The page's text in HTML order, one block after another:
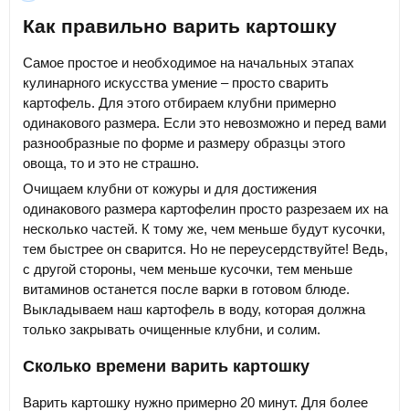
Как правильно варить картошку
Самое простое и необходимое на начальных этапах
кулинарного искусства умение – просто сварить
картофель. Для этого отбираем клубни примерно
одинакового размера. Если это невозможно и перед вами
разнообразные по форме и размеру образцы этого
овоща, то и это не страшно.
Очищаем клубни от кожуры и для достижения
одинакового размера картофелин просто разрезаем их на
несколько частей. К тому же, чем меньше будут кусочки,
тем быстрее он сварится. Но не переусердствуйте! Ведь,
с другой стороны, чем меньше кусочки, тем меньше
витаминов останется после варки в готовом блюде.
Выкладываем наш картофель в воду, которая должна
только закрывать очищенные клубни, и солим.
Сколько времени варить картошку
Варить картошку нужно примерно 20 минут. Для более